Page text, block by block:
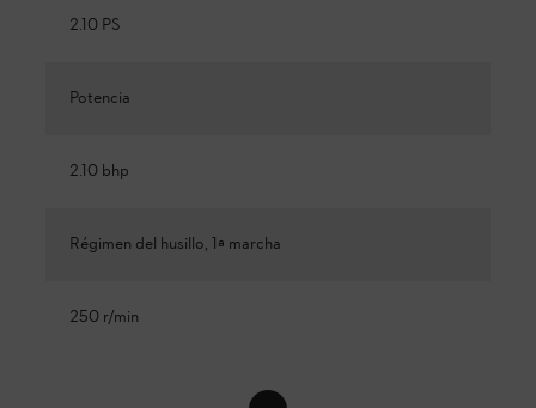
2.10 PS
Potencia
2.10 bhp
Régimen del husillo, 1ª marcha
250 r/min